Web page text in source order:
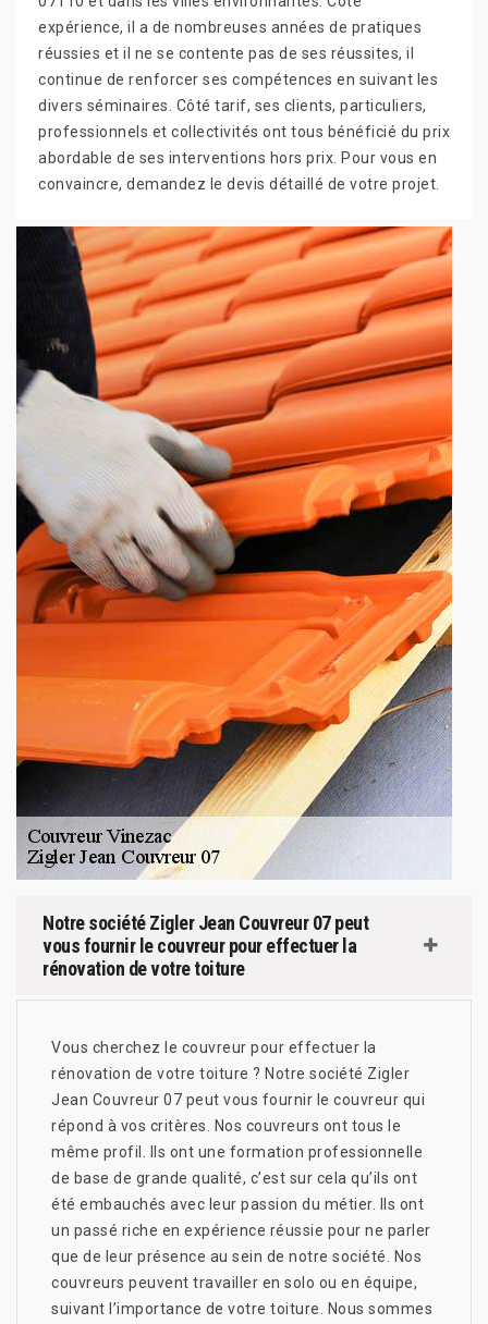
expérience, il a de nombreuses années de pratiques
réussies et il ne se contente pas de ses réussites, il
continue de renforcer ses compétences en suivant les
divers séminaires. Côté tarif, ses clients, particuliers,
professionnels et collectivités ont tous bénéficié du prix
abordable de ses interventions hors prix. Pour vous en
convaincre, demandez le devis détaillé de votre projet.
Notre société Zigler Jean Couvreur 07 peut
vous fournir le couvreur pour effectuer la
rénovation de votre toiture
Vous cherchez le couvreur pour effectuer la
rénovation de votre toiture ? Notre société Zigler
Jean Couvreur 07 peut vous fournir le couvreur qui
répond à vos critères. Nos couvreurs ont tous le
même profil. Ils ont une formation professionnelle
de base de grande qualité, c’est sur cela qu’ils ont
été embauchés avec leur passion du métier. Ils ont
un passé riche en expérience réussie pour ne parler
que de leur présence au sein de notre société. Nos
couvreurs peuvent travailler en solo ou en équipe,
suivant l’importance de votre toiture. Nous sommes